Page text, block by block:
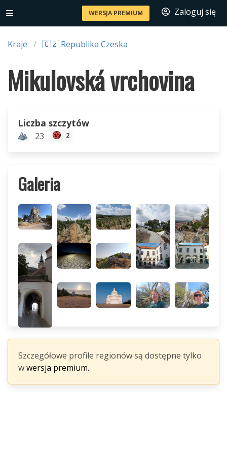
WERSJA PREMIUM Zaloguj się
Kraje 🇨🇿 Republika Czeska
Mikulovská vrchovina
Liczba szczytów
23 2
Galeria
Szczegółowe profile regionów są dostępne tylko
wwersja premium.